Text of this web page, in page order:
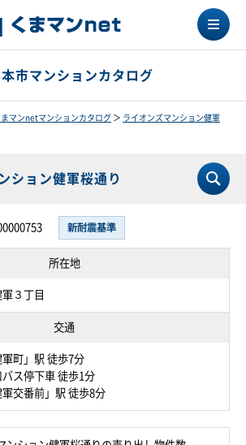
市マンションカタログ
まマンnetマンションカタログ ＞ ライオンズマンション健軍
ション健軍桜通り
新耐震基準
所在地
３丁目
交通
町」駅 徒歩7分
ス停下車 徒歩1分
交番前」駅 徒歩8分